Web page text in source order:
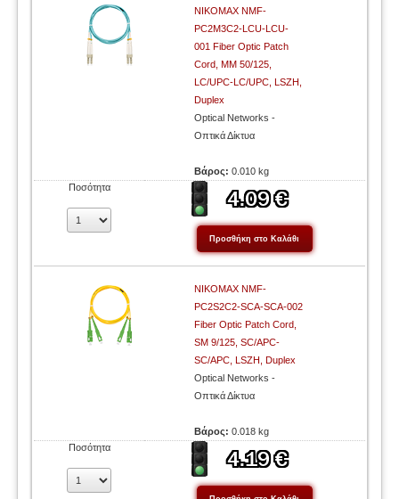
NIKOMAX NMF-
PC2M3C2-LCU-LCU-
001 Fiber Optic Patch
Cord, MM 50/125,
LC/UPC-LC/UPC, LSZH,
Duplex
Optical Networks -
Οπτικά Δίκτυα
Βάρος:0.010 kg
Ποσότητα
NIKOMAX NMF-
PC2S2C2-SCA-SCA-002
Fiber Optic Patch Cord,
SM 9/125, SC/APC-
SC/APC, LSZH, Duplex
Optical Networks -
Οπτικά Δίκτυα
Βάρος:0.018 kg
Ποσότητα